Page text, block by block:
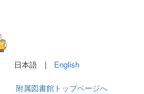
日本語 | English
附属図書館トップページへ